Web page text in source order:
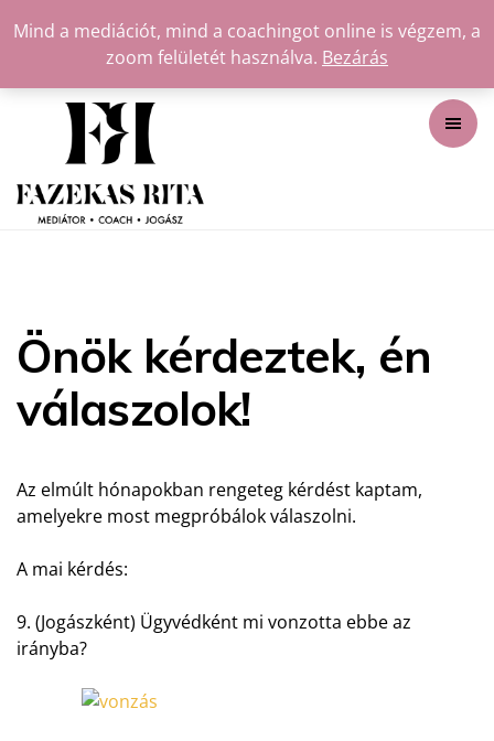
Mind a mediációt, mind a coachingot online is végzem, a
zoom felületét használva. Bezárás
Önök kérdeztek, én
válaszolok!
Az elmúlt hónapokban rengeteg kérdést kaptam,
amelyekre most megpróbálok válaszolni.
A mai kérdés:
9. (Jogászként) Ügyvédként mi vonzotta ebbe az
irányba?